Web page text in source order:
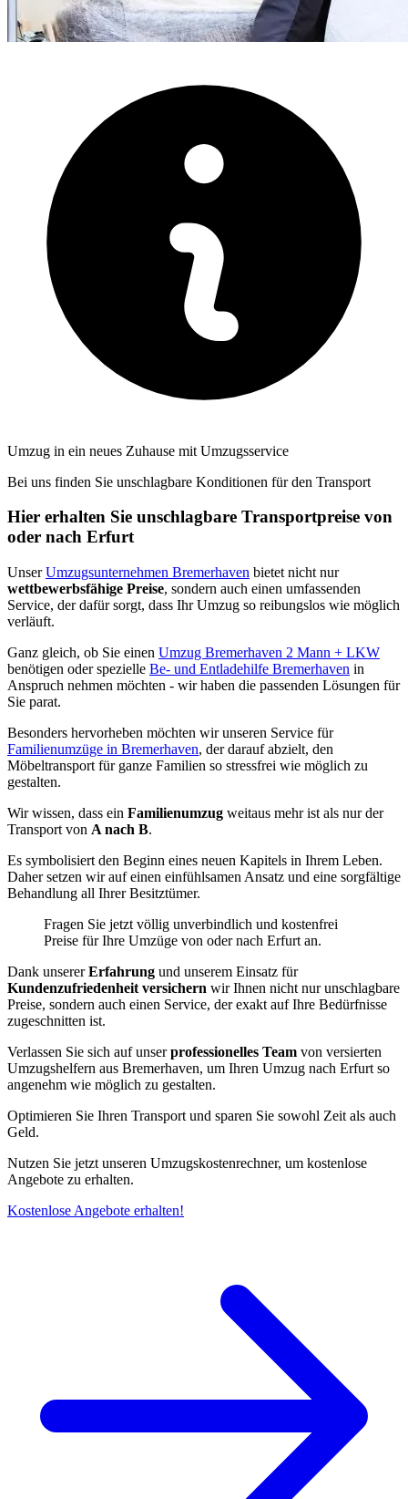
Umzug in ein neues Zuhause mit Umzugsservice
Bei uns finden Sie unschlagbare Konditionen für den Transport
Hier erhalten Sie unschlagbare Transportpreise von
oder nach Erfurt
UnserUmzugsunternehmen Bremerhaven bietet nicht nur
wettbewerbsfähige Preise, sondern auch einen umfassenden
Service, der dafür sorgt, dass Ihr Umzug so reibungslos wie möglich
verläuft.
Ganz gleich, ob Sie einen Umzug Bremerhaven 2 Mann + LKW
benötigen oder spezielle Be- und Entladehilfe Bremerhaven in
Anspruch nehmen möchten - wir haben die passenden Lösungen für
Sie parat.
Besonders hervorheben möchten wir unseren Service für
Familienumzüge in Bremerhaven, der darauf abzielt, den
Möbeltransport für ganze Familien so stressfrei wie möglich zu
gestalten.
Wir wissen, dass ein Familienumzug weitaus mehr ist als nur der
Transport von A nach B.
Es symbolisiert den Beginn eines neuen Kapitels in Ihrem Leben.
Daher setzen wir auf einen einfühlsamen Ansatz und eine sorgfältige
Behandlung all Ihrer Besitztümer.
Fragen Sie jetzt völlig unverbindlich und kostenfrei
Preise für Ihre Umzüge von oder nach Erfurt an.
Dank unsererErfahrung und unserem Einsatz für
Kundenzufriedenheit versichern wir Ihnen nicht nur unschlagbare
Preise, sondern auch einen Service, der exakt auf Ihre Bedürfnisse
zugeschnitten ist.
Verlassen Sie sich auf unserprofessionelles Team von versierten
Umzugshelfern aus Bremerhaven, um Ihren Umzug nach Erfurt so
angenehm wie möglich zu gestalten.
Optimieren Sie Ihren Transport und sparen Sie sowohl Zeit als auch
Geld.
Nutzen Sie jetzt unseren Umzugskostenrechner, um kostenlose
Angebote zu erhalten.
Kostenlose Angebote erhalten!